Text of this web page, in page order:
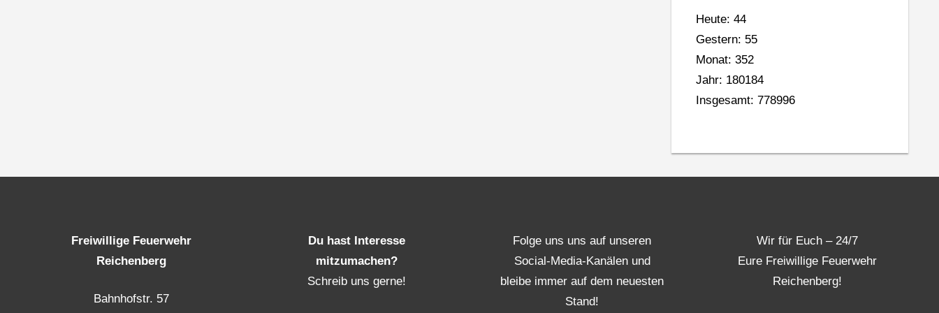
Heute: 44
Gestern: 55
Monat: 352
Jahr: 180184
Insgesamt: 778996
Freiwillige Feuerwehr
Reichenberg
Bahnhofstr. 57
Du hast Interesse
mitzumachen?
Schreib uns gerne!
Folge uns uns auf unseren
Social-Media-Kanälen und
bleibe immer auf dem neuesten
Stand!
Wir für Euch – 24/7
Eure Freiwillige Feuerwehr
Reichenberg!